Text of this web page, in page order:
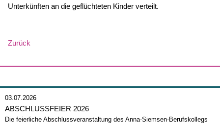
Unterkünften an die geflüchteten Kinder verteilt.
Zurück
03.07.2026
ABSCHLUSSFEIER 2026
Die feierliche Abschlussveranstaltung des Anna-Siemsen-Berufskollegs